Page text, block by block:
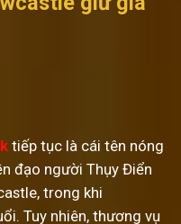
tiếp tục là cái tên nóng
đạo người Thụy Điển
trong khi
Tuy nhiên, thương vụ